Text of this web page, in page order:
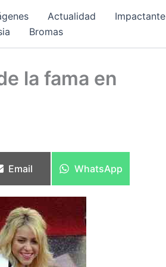
Actualidad Impactante
Bromas
la fama en
Compartir
Email
Compartir
WhatsApp